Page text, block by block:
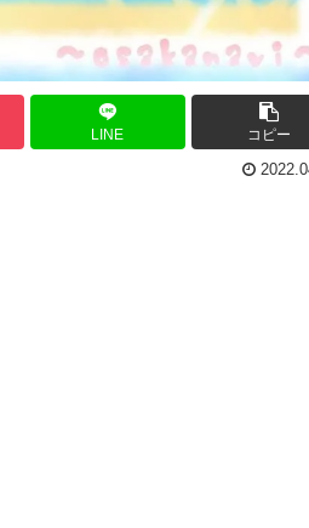
LINE コピー